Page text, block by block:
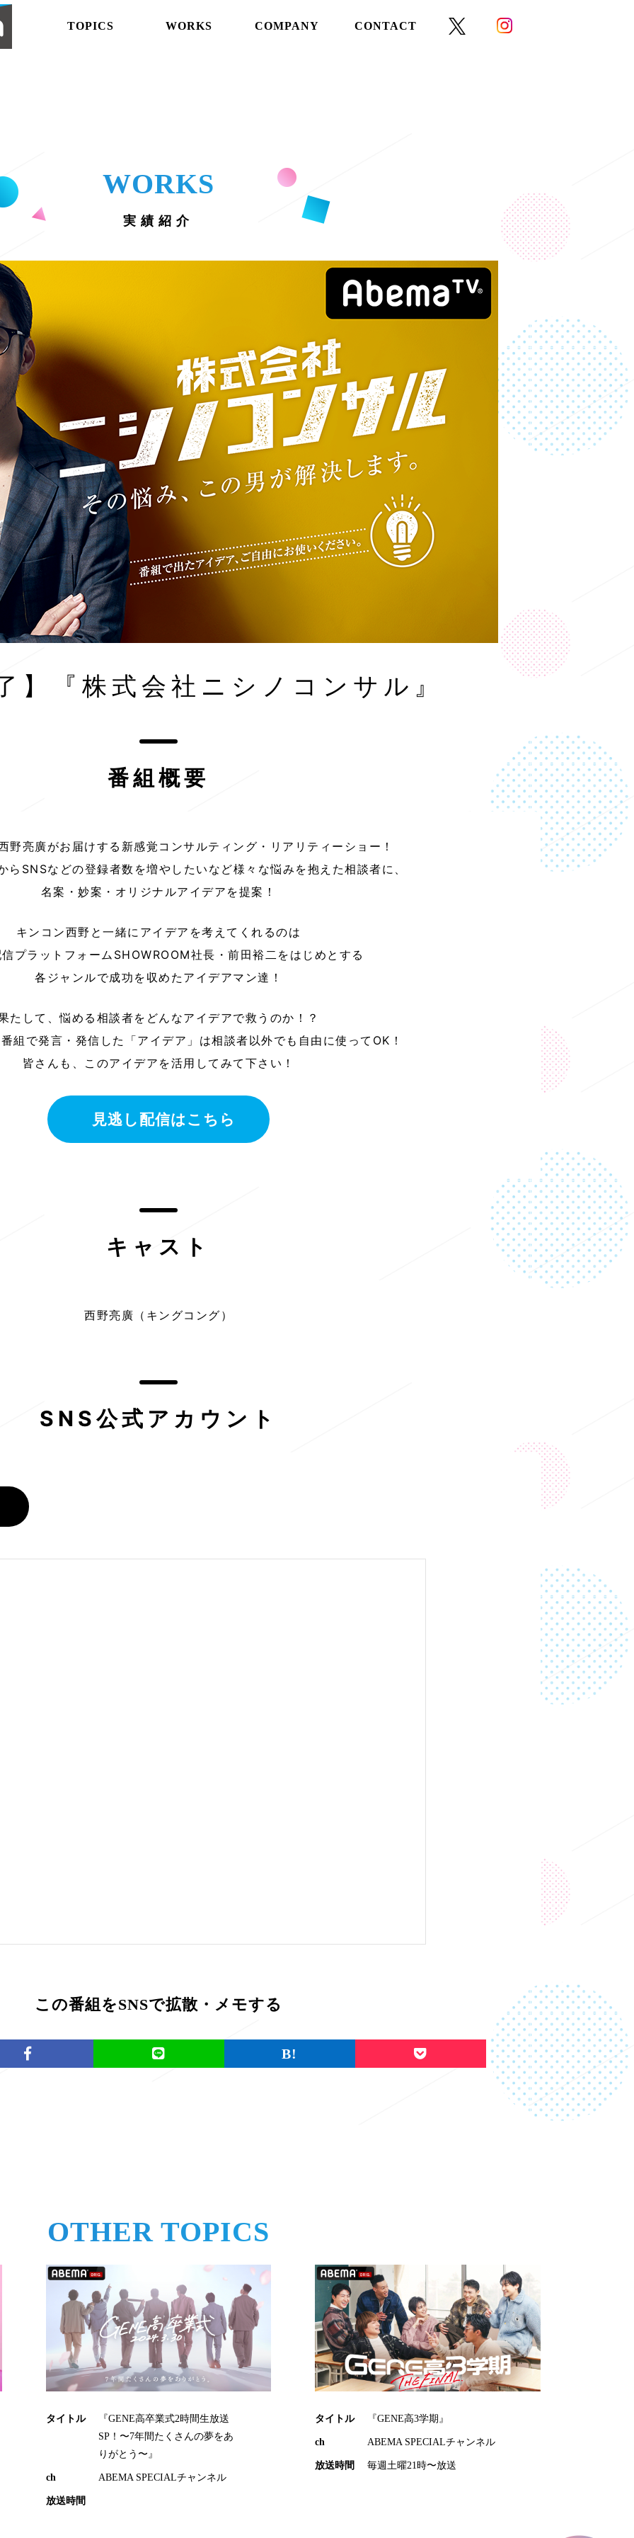
TOPICS WORKS COMPANY CONTACT
WORKS
実績紹介
】『株式会社ニシノコンサル』
番組概要
野亮廣がお届けする新感覚コンサルティング・リアリティーショー！
らSNSなどの登録者数を増やしたいなど様々な悩みを抱えた相談者に、
名案・妙案・オリジナルアイデアを提案！
キンコン西野と一緒にアイデアを考えてくれるのは
プラットフォームSHOWROOM社長・前田裕二をはじめとする
各ジャンルで成功を収めたアイデアマン達！
たして、悩める相談者をどんなアイデアで救うのか！？
組で発言・発信した「アイデア」は相談者以外でも自由に使ってOK！
皆さんも、このアイデアを活用してみて下さい！
見逃し配信はこちら
キャスト
西野亮廣（キングコング）
SNS公式アカウント
この番組をSNSで拡散・メモする
OTHER TOPICS
タイトル
『GENE高卒業式2時間生放送
SP！〜7年間たくさんの夢をあ
りがとう〜』
ch ABEMA SPECIALチャンネル
放送時間
タイトル 『GENE高3学期』
ch ABEMA SPECIALチャンネル
放送時間 毎週土曜21時〜放送